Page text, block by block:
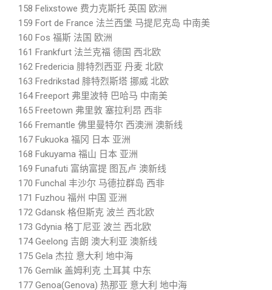
158 Felixstowe 费力克斯托 英国 欧洲
159 Fort de France 法兰西堡 马提尼克岛 中南美
160 Fos 福斯 法国 欧洲
161 Frankfurt 法兰克福 德国 西北欧
162 Fredericia 腓特烈西亚 丹麦 北欧
163 Fredrikstad 腓特烈斯塔 挪威 北欧
164 Freeport 弗里波特 巴哈马 中南美
165 Freetown 弗里敦 塞拉利昂 西非
166 Fremantle 佛里曼特尔 西澳洲 澳新线
167 Fukuoka 福冈 日本 亚洲
168 Fukuyama 福山 日本 亚洲
169 Funafuti 富纳富提 图瓦卢 澳新线
170 Funchal 丰沙尔 马德拉群岛 西非
171 Fuzhou 福州 中国 亚洲
172 Gdansk 格但斯克 波兰 西北欧
173 Gdynia 格丁尼亚 波兰 西北欧
174 Geelong 吉朗 澳大利亚 澳新线
175 Gela 杰拉 意大利 地中海
176 Gemlik 盖姆利克 土耳其 中东
177 Genoa(Genova) 热那亚 意大利 地中海